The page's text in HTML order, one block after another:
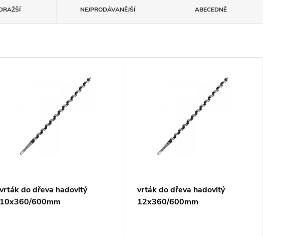
NEJPRODÁVANĚJŠÍ ABECEDNĚ
vrták do dřeva hadovitý
10x360/600mm
vrták do dřeva hadovitý
12x360/600mm